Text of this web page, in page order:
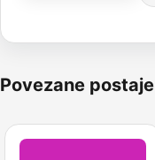
Povezane postaje